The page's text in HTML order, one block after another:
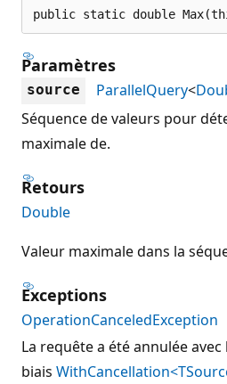
public static double
Paramètres
source ParallelQuery<
Séquence de valeurs pour
maximale de.
Retours
Double
Valeur maximale dans la
Exceptions
OperationCanceledException
La requête a été annulée
biais